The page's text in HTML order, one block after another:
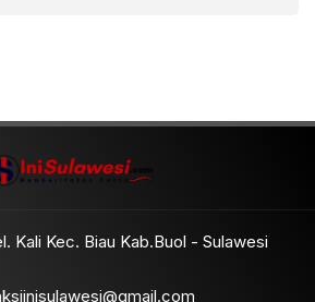
Kali Kec. Biau Kab.Buol - Sulawesi